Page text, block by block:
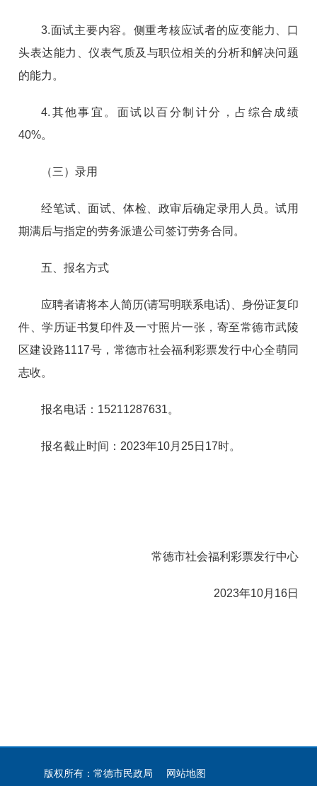
3.面试主要内容。侧重考核应试者的应变能力、口
头表达能力、仪表气质及与职位相关的分析和解决问题
的能力。
4.其他事宜。面试以百分制计分，占综合成绩
40%。
（三）录用
经笔试、面试、体检、政审后确定录用人员。试用
期满后与指定的劳务派遣公司签订劳务合同。
五、报名方式
应聘者请将本人简历(请写明联系电话)、身份证复印
件、学历证书复印件及一寸照片一张，寄至常德市武陵
区建设路1117号，常德市社会福利彩票发行中心全萌同
志收。
报名电话：15211287631。
报名截止时间：2023年10月25日17时。
常德市社会福利彩票发行中心
2023年10月16日
版权所有：常德市民政局 网站地图